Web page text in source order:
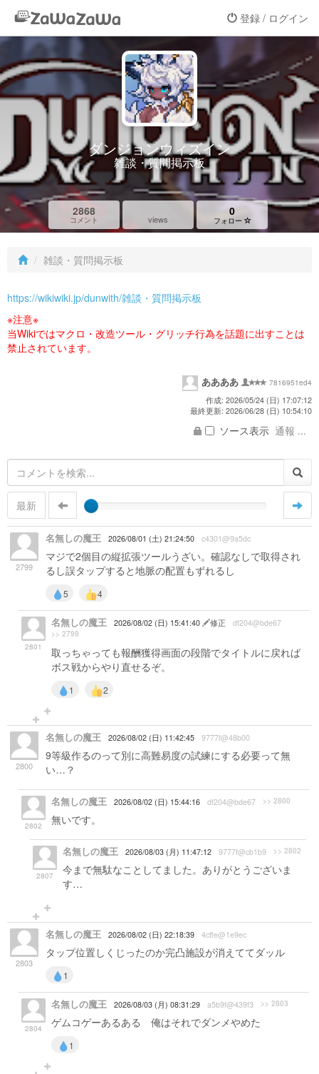
登録 / ログイン
ダンジョンウィズイン
雑談・質問掲示板
2868
コメント views
0
フォロー
雑談・質問掲示板
https://wikiwiki.jp/dunwith/雑談・質問掲示板
※注意※
当Wikiではマクロ・改造ツール・グリッチ行為を話題に出すことは
禁止されています。
ああああ
7816951ed4
作成: 2026/05/24 (日) 17:07:12
最終更新: 2026/06/28 (日) 10:54:10
ソース表示 通報 ...
最新
2799
名無しの魔王 2026/08/01 (土) 21:24:50 c4301@9a5dc
マジで2個目の縦拡張ツールうざい。確認なしで取得され
るし誤タップすると地脈の配置もずれるし
5 4
2801
名無しの魔王 2026/08/02 (日) 15:41:40 修正 df204@bde67
>> 2799
取っちゃっても報酬獲得画面の段階でタイトルに戻れば
ボス戦からやり直せるぞ。
1 2
2800
名無しの魔王 2026/08/02 (日) 11:42:45 9777f@48b00
9等級作るのって別に高難易度の試練にする必要って無
い…？
2802
名無しの魔王 2026/08/02 (日) 15:44:16 df204@bde67 >> 2800
無いです。
2807
名無しの魔王 2026/08/03 (月) 11:47:12 9777f@cb1b9 >> 2802
今まで無駄なことしてました。ありがとうございま
す…
2803
名無しの魔王 2026/08/02 (日) 22:18:39 4cffe@1e9ec
タップ位置しくじったのか完凸施設が消えててダッル
1
2804
名無しの魔王 2026/08/03 (月) 08:31:29 a5b9f@439f3 >> 2803
ゲムコゲーあるある 俺はそれでダンメやめた
1